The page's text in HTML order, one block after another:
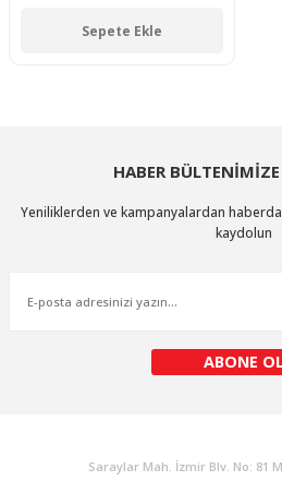
Sepete Ekle
HABER
Yeniliklerden ve kampanyalardan
kaydolun
ABONE
Saraylar Mah. İzmir Blv. No: 81